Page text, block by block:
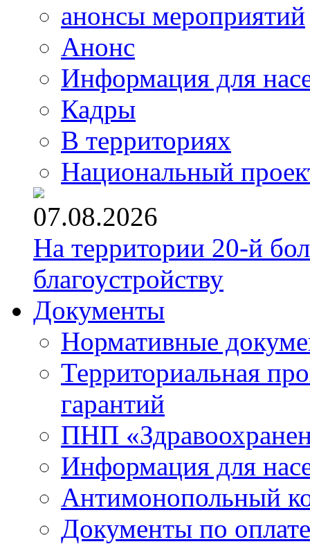
анонсы мероприятий
Анонс
Информация для
Кадры
В территориях
Национальный
07.08.2026
На территории 20-й
благоустройству
Документы
Нормативные
Территориальная
гарантий
ПНП
Информация для
Антимонопольный
Документы по